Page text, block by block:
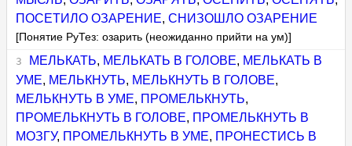
ПОСЕТИЛО ОЗАРЕНИЕ,СНИЗОШЛО ОЗАРЕНИЕ
[Понятие РуТез: озарить (неожиданно прийти на ум)]
МЕЛЬКАТЬ, МЕЛЬКАТЬ В ГОЛОВЕ, МЕЛЬКАТЬ В
УМЕ, МЕЛЬКНУТЬ, МЕЛЬКНУТЬ В ГОЛОВЕ,
МЕЛЬКНУТЬ В УМЕ, ПРОМЕЛЬКНУТЬ,
ПРОМЕЛЬКНУТЬ В ГОЛОВЕ, ПРОМЕЛЬКНУТЬ В
МОЗГУ, ПРОМЕЛЬКНУТЬ В УМЕ, ПРОНЕСТИСЬ В